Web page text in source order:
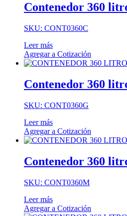
Contenedor 360
SKU: CONT0360C
Leer más
Agregar a Cotización
Contenedor 360
SKU: CONT0360G
Leer más
Agregar a Cotización
Contenedor 360
SKU: CONT0360M
Leer más
Agregar a Cotización